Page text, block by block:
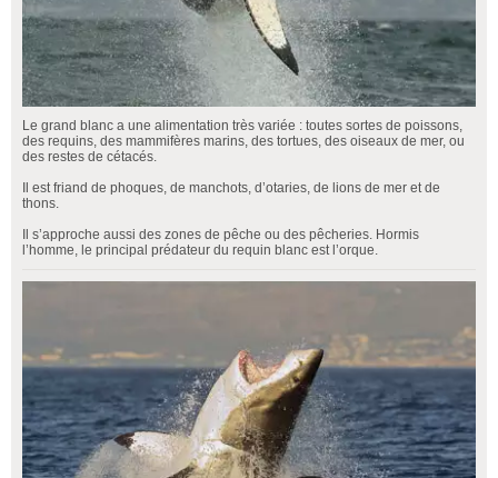
Le grand blanc a une alimentation très variée : toutes sortes de poissons,
des requins, des mammifères marins, des tortues, des oiseaux de mer, ou
des restes de cétacés.
Il est friand de phoques, de manchots, d’otaries, de lions de mer et de
thons.
Il s’approche aussi des zones de pêche ou des pêcheries. Hormis
l’homme, le principal prédateur du requin blanc est l’orque.